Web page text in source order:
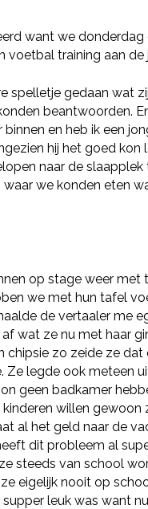
want we
training aan de
spelletje gedaan wat
beantwoorden.
en heb ik een
hij het goed kon
naar de
we konden eten
op stage weer met
we met hun tafel
de vertaaler me
wat ze nu met haar
zo zeide ze
Ze legde ook meteen
geen badkamer
willen gewoon
al het geld naar de
dit probleem al
steeds van school
eigelijk nooit op
leuk was want